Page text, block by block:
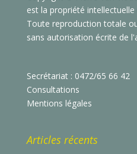
est la propriété intellectuelle
Toute reproduction totale
sans autorisation écrite de
Secrétariat : 0472/65 66 42
Consultations
Mentions légales
Articles récents